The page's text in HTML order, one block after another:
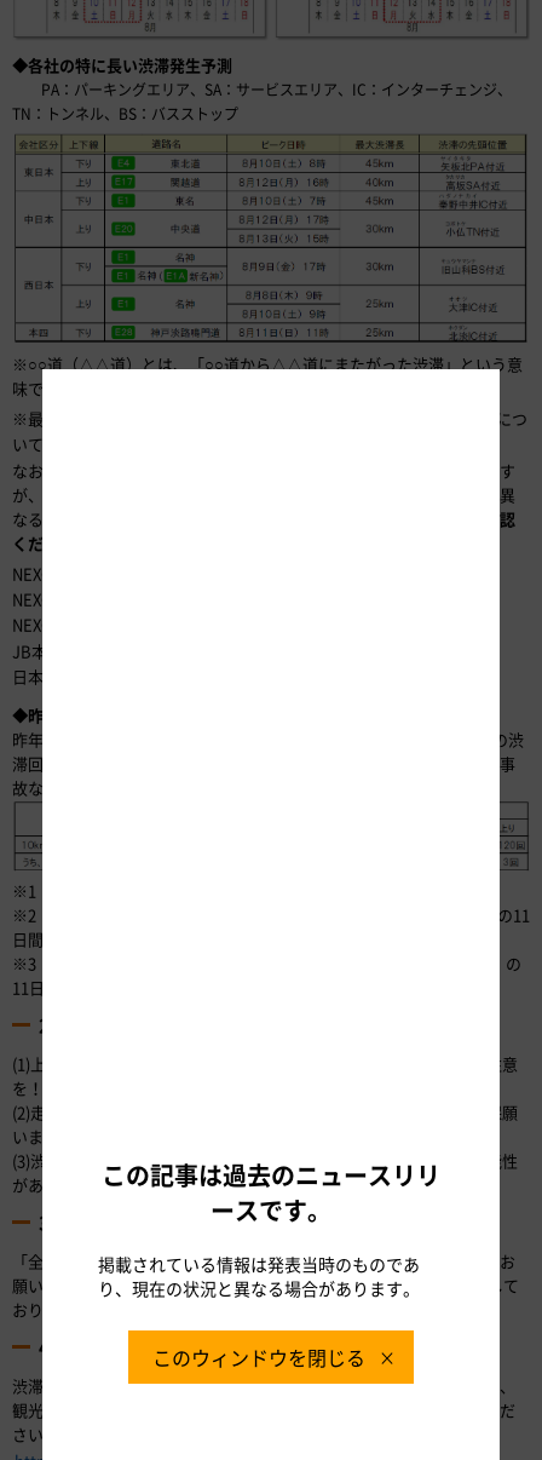
◆各社の特に長い渋滞発生予測
PA：パーキングエリア、SA：サービスエリア、IC：インターチェンジ、
TN：トンネル、BS：バスストップ
※○○道（△△道）とは、「○○道から△△道にまたがった渋滞」という意
味です。
※最大30km以上の渋滞の詳細は
、渋滞を回避する方法につ
いては
なお、渋滞予測は過去の渋滞実績と最近の交通状況を踏まえたものです
が、事故などの交通障害や天候の影響などにより、実際の渋滞状況と異
なる場合があります。
出発前やご旅行中も最新の道路交通情報をご確認
ください。
NEXCO東日本
NEXCO中日本
NEXCO西日本
JB本四高速
日本道路交通情報センター
◆昨年との比較（参考）
昨年（令和5年）のお盆期間は荒天による出控えがあったため、今年の渋
滞回数は昨年と比較すると増加する見込みです。なお、昨年実績には事
故などの影響による渋滞が含まれています。
※1 10km以上の渋滞回数には、30km以上の渋滞回数を含む。
※2 令和6年予測は、令和6年8月8日（木）～令和6年8月18日（日）の11
日間を集計
※3 令和5年実績は、令和5年8月10日（木）～令和5年8月20日（日）の
11日間を集計
2. 渋滞緩和のポイント
(1)上り坂など速度低下を注意喚起している場所では、速度低下にご注意
を！
(2)走行中は余計なブレーキを踏まないように、十分な車間距離を確保願
います！
(3)渋滞中におけるむやみな車線変更は、渋滞の更なる悪化を招く可能性
がありますのでお控えください！
3. 安全運転のお願い
「全席シートベルトの着用」や「こまめな・早めの休憩」にご協力をお
願いします。 また、高速道路上で渋滞末尾への追突注意喚起を案内して
おりますので、前方に注意しご走行ください。
4. お盆期間中は休日割引が適用されません
渋滞の激化を避けるため、期間中は休日割引が適用されません。また、
観光需要の分散・平準化のため、周遊パスの平日でのご利用を検討くだ
さい。詳細は以下のURLをご参照ください。
この記事は過去のニュースリリ
ースです。
掲載されている情報は発表当時のものであ
り、現在の状況と異なる場合があります。
このウィンドウを閉じる